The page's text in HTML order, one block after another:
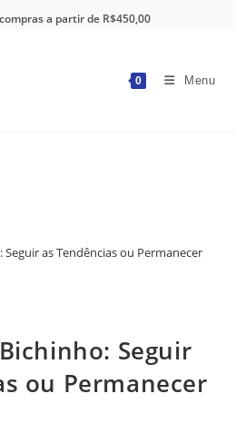
a partir de R$450,00
0 Menu
as Tendências ou Permanecer
Seguir
ou Permanecer